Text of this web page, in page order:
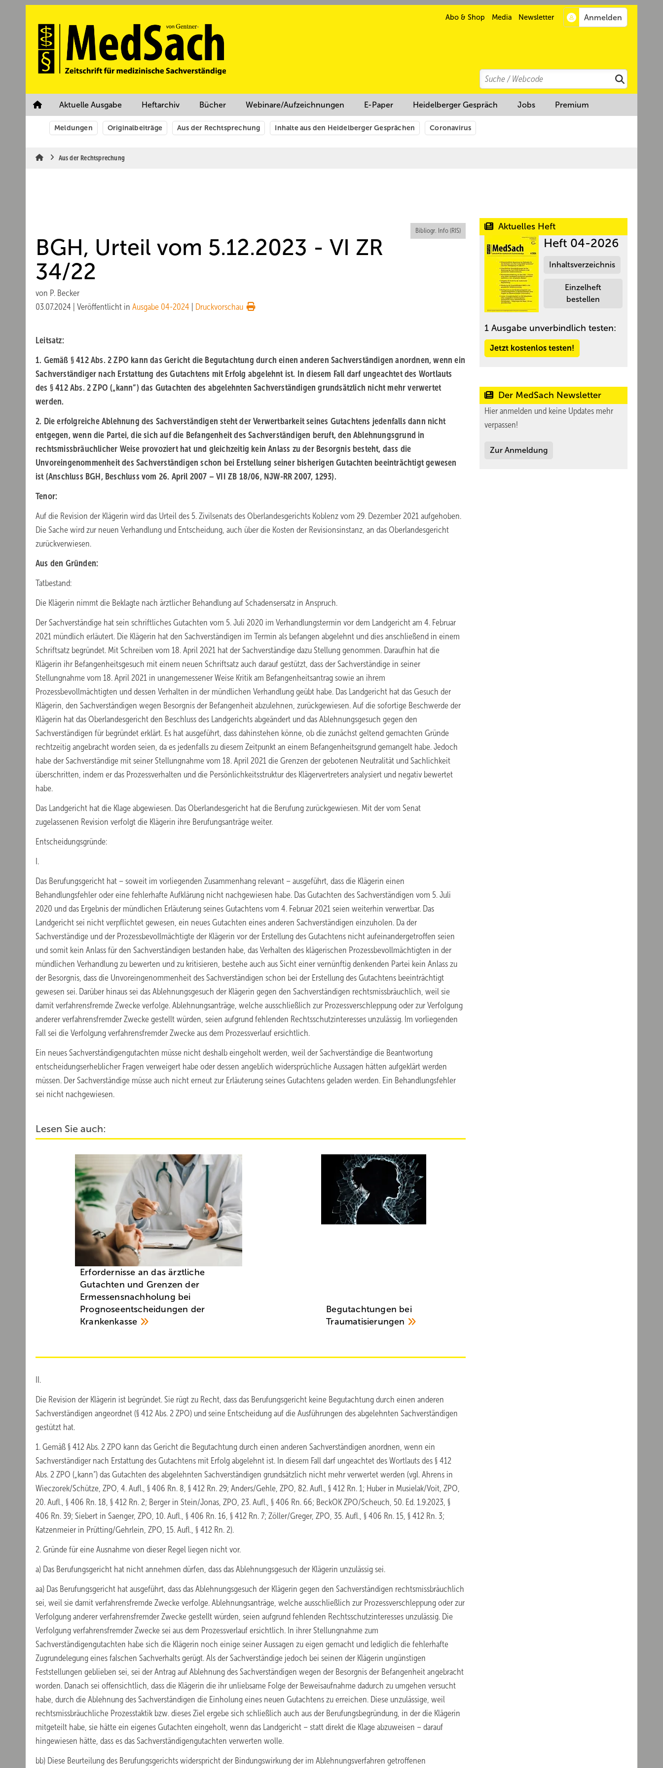
Abo & Shop Media Newsletter
Search
Suchen
Aktuelle Ausgabe Heftarchiv Bücher Webinare/Aufzeichnungen E-Paper Heidelberger Gespräch Jobs Premium
Meldungen Originalbeiträge Aus der Rechtsprechung Inhalte aus den Heidelberger Gesprächen Coronavirus
Aus der Rechtsprechung
Bibliogr. Info (RIS)
BGH, Urteil vom 5.12.2023 - VI ZR
34/22
von P. Becker
03.07.2024
Veröffentlicht in Ausgabe 04-2024 Druckvorschau
Leitsatz:
1. Gemäß § 412 Abs. 2 ZPO kann das Gericht die Begutachtung durch einen anderen Sachverständigen anordnen, wenn ein
Sachverständiger nach Erstattung des Gutachtens mit Erfolg abgelehnt ist. In diesem Fall darf ungeachtet des Wortlauts
des § 412 Abs. 2 ZPO („kann“) das Gutachten des abgelehnten Sachverständigen grundsätzlich nicht mehr verwertet
werden.
2. Die erfolgreiche Ablehnung des Sachverständigen steht der Verwertbarkeit seines Gutachtens jedenfalls dann nicht
entgegen, wenn die Partei, die sich auf die Befangenheit des Sachverständigen beruft, den Ablehnungsgrund in
rechtsmissbräuchlicher Weise provoziert hat und gleichzeitig kein Anlass zu der Besorgnis besteht, dass die
Unvoreingenommenheit des Sachverständigen schon bei Erstellung seiner bisherigen Gutachten beeinträchtigt gewesen
ist (Anschluss BGH, Beschluss vom 26. April 2007 – VII ZB 18/06, NJW-RR 2007, 1293).
Tenor:
Auf die Revision der Klägerin wird das Urteil des 5. Zivilsenats des Oberlandesgerichts Koblenz vom 29. Dezember 2021 aufgehoben.
Die Sache wird zur neuen Verhandlung und Entscheidung, auch über die Kosten der Revisionsinstanz, an das Oberlandesgericht
zurückverwiesen.
Aus den Gründen:
Tatbestand:
Die Klägerin nimmt die Beklagte nach ärztlicher Behandlung auf Schadensersatz in Anspruch.
Der Sachverständige hat sein schriftliches Gutachten vom 5. Juli 2020 im Verhandlungstermin vor dem Landgericht am 4. Februar
2021 mündlich erläutert. Die Klägerin hat den Sachverständigen im Termin als befangen abgelehnt und dies anschließend in einem
Schriftsatz begründet. Mit Schreiben vom 18. April 2021 hat der Sachverständige dazu Stellung genommen. Daraufhin hat die
Klägerin ihr Befangenheitsgesuch mit einem neuen Schriftsatz auch darauf gestützt, dass der Sachverständige in seiner
Stellungnahme vom 18. April 2021 in unangemessener Weise Kritik am Befangenheitsantrag sowie an ihrem
Prozessbevollmächtigten und dessen Verhalten in der mündlichen Verhandlung geübt habe. Das Landgericht hat das Gesuch der
Klägerin, den Sachverständigen wegen Besorgnis der Befangenheit abzulehnen, zurückgewiesen. Auf die sofortige Beschwerde der
Klägerin hat das Oberlandesgericht den Beschluss des Landgerichts abgeändert und das Ablehnungsgesuch gegen den
Sachverständigen für begründet erklärt. Es hat ausgeführt, dass dahinstehen könne, ob die zunächst geltend gemachten Gründe
rechtzeitig angebracht worden seien, da es jedenfalls zu diesem Zeitpunkt an einem Befangenheitsgrund gemangelt habe. Jedoch
habe der Sachverständige mit seiner Stellungnahme vom 18. April 2021 die Grenzen der gebotenen Neutralität und Sachlichkeit
überschritten, indem er das Prozessverhalten und die Persönlichkeitsstruktur des Klägervertreters analysiert und negativ bewertet
habe.
Das Landgericht hat die Klage abgewiesen. Das Oberlandesgericht hat die Berufung zurückgewiesen. Mit der vom Senat
zugelassenen Revision verfolgt die Klägerin ihre Berufungsanträge weiter.
Entscheidungsgründe:
I.
Das Berufungsgericht hat – soweit im vorliegenden Zusammenhang relevant – ausgeführt, dass die Klägerin einen
Behandlungsfehler oder eine fehlerhafte Aufklärung nicht nachgewiesen habe. Das Gutachten des Sachverständigen vom 5. Juli
2020 und das Ergebnis der mündlichen Erläuterung seines Gutachtens vom 4. Februar 2021 seien weiterhin verwertbar. Das
Landgericht sei nicht verpflichtet gewesen, ein neues Gutachten eines anderen Sachverständigen einzuholen. Da der
Sachverständige und der Prozessbevollmächtigte der Klägerin vor der Erstellung des Gutachtens nicht aufeinandergetroffen seien
und somit kein Anlass für den Sachverständigen bestanden habe, das Verhalten des klägerischen Prozessbevollmächtigten in der
mündlichen Verhandlung zu bewerten und zu kritisieren, bestehe auch aus Sicht einer vernünftig denkenden Partei kein Anlass zu
der Besorgnis, dass die Unvoreingenommenheit des Sachverständigen schon bei der Erstellung des Gutachtens beeinträchtigt
gewesen sei. Darüber hinaus sei das Ablehnungsgesuch der Klägerin gegen den Sachverständigen rechtsmissbräuchlich, weil sie
damit verfahrensfremde Zwecke verfolge. Ablehnungsanträge, welche ausschließlich zur Prozessverschleppung oder zur Verfolgung
anderer verfahrensfremder Zwecke gestellt würden, seien aufgrund fehlenden Rechtsschutzinteresses unzulässig. Im vorliegenden
Fall sei die Verfolgung verfahrensfremder Zwecke aus dem Prozessverlauf ersichtlich.
Ein neues Sachverständigengutachten müsse nicht deshalb eingeholt werden, weil der Sachverständige die Beantwortung
entscheidungserheblicher Fragen verweigert habe oder dessen angeblich widersprüchliche Aussagen hätten aufgeklärt werden
müssen. Der Sachverständige müsse auch nicht erneut zur Erläuterung seines Gutachtens geladen werden. Ein Behandlungsfehler
sei nicht nachgewiesen.
Lesen Sie auch:
Erfordernisse an das ärztliche
Gutachten und Grenzen der
Ermessensnachholung bei
Prognoseentscheidungen der
Krankenkasse
Begutachtungen bei
Traumatisierungen
II.
Die Revision der Klägerin ist begründet. Sie rügt zu Recht, dass das Berufungsgericht keine Begutachtung durch einen anderen
Sachverständigen angeordnet (§ 412 Abs. 2 ZPO) und seine Entscheidung auf die Ausführungen des abgelehnten Sachverständigen
gestützt hat.
1. Gemäß § 412 Abs. 2 ZPO kann das Gericht die Begutachtung durch einen anderen Sachverständigen anordnen, wenn ein
Sachverständiger nach Erstattung des Gutachtens mit Erfolg abgelehnt ist. In diesem Fall darf ungeachtet des Wortlauts des § 412
Abs. 2 ZPO („kann“) das Gutachten des abgelehnten Sachverständigen grundsätzlich nicht mehr verwertet werden (vgl. Ahrens in
Wieczorek/Schütze, ZPO, 4. Aufl., § 406 Rn. 8, § 412 Rn. 29; Anders/Gehle, ZPO, 82. Aufl., § 412 Rn. 1; Huber in Musielak/Voit, ZPO,
20. Aufl., § 406 Rn. 18, § 412 Rn. 2; Berger in Stein/Jonas, ZPO, 23. Aufl., § 406 Rn. 66; BeckOK ZPO/Scheuch, 50. Ed. 1.9.2023, §
406 Rn. 39; Siebert in Saenger, ZPO, 10. Aufl., § 406 Rn. 16, § 412 Rn. 7; Zöller/Greger, ZPO, 35. Aufl., § 406 Rn. 15, § 412 Rn. 3;
Katzenmeier in Prütting/Gehrlein, ZPO, 15. Aufl., § 412 Rn. 2).
2. Gründe für eine Ausnahme von dieser Regel liegen nicht vor.
a) Das Berufungsgericht hat nicht annehmen dürfen, dass das Ablehnungsgesuch der Klägerin unzulässig sei.
aa) Das Berufungsgericht hat ausgeführt, dass das Ablehnungsgesuch der Klägerin gegen den Sachverständigen rechtsmissbräuchlich
sei, weil sie damit verfahrensfremde Zwecke verfolge. Ablehnungsanträge, welche ausschließlich zur Prozessverschleppung oder zur
Verfolgung anderer verfahrensfremder Zwecke gestellt würden, seien aufgrund fehlenden Rechtsschutzinteresses unzulässig. Die
Verfolgung verfahrensfremder Zwecke sei aus dem Prozessverlauf ersichtlich. In ihrer Stellungnahme zum
Sachverständigengutachten habe sich die Klägerin noch einige seiner Aussagen zu eigen gemacht und lediglich die fehlerhafte
Zugrundelegung eines falschen Sachverhalts gerügt. Als der Sachverständige jedoch bei seinen der Klägerin ungünstigen
Feststellungen geblieben sei, sei der Antrag auf Ablehnung des Sachverständigen wegen der Besorgnis der Befangenheit angebracht
worden. Danach sei offensichtlich, dass die Klägerin die ihr unliebsame Folge der Beweisaufnahme dadurch zu umgehen versucht
habe, durch die Ablehnung des Sachverständigen die Einholung eines neuen Gutachtens zu erreichen. Diese unzulässige, weil
rechtsmissbräuchliche Prozesstaktik bzw. dieses Ziel ergebe sich schließlich auch aus der Berufungsbegründung, in der die Klägerin
mitgeteilt habe, sie hätte ein eigenes Gutachten eingeholt, wenn das Landgericht – statt direkt die Klage abzuweisen – darauf
hingewiesen hätte, dass es das Sachverständigengutachten verwerten wolle.
bb) Diese Beurteilung des Berufungsgerichts widerspricht der Bindungswirkung der im Ablehnungsverfahren getroffenen
Aktuelles Heft
Heft 04-2026
Inhaltsverzeichnis
Einzelheft
bestellen
1 Ausgabe unverbindlich testen:
Jetzt kostenlos testen!
Der MedSach Newsletter
Hier anmelden und keine Updates mehr
verpassen!
Zur Anmeldung